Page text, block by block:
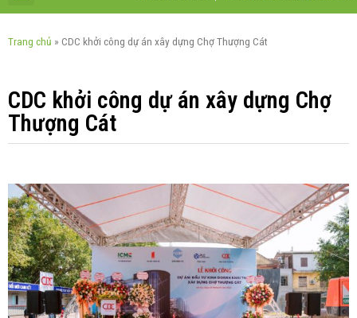
Trang chủ » CDC khởi công dự án xây dựng Chợ Thượng Cát
CDC khởi công dự án xây dựng Chợ
Thượng Cát